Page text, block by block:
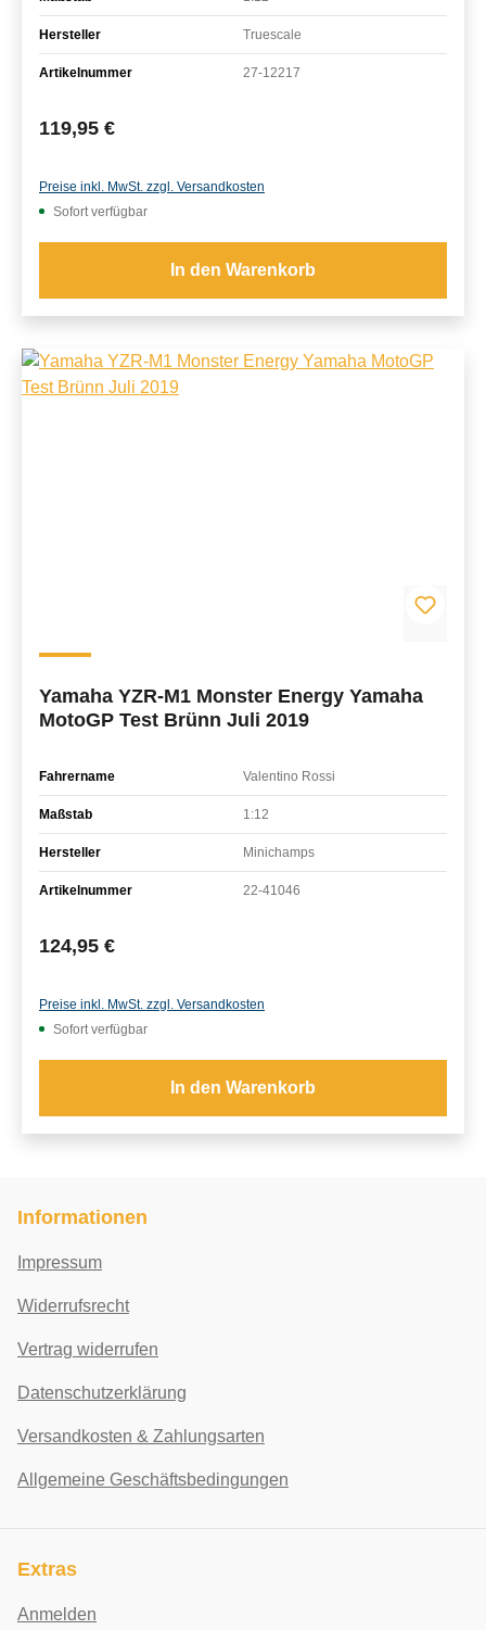
Hersteller Truescale
Artikelnummer 27-12217
Regulärer Preis:
119,95 €
Preise inkl. MwSt. zzgl. Versandkosten
Sofort verfügbar
In den Warenkorb
Yamaha YZR-M1 Monster Energy Yamaha
MotoGP Test Brünn Juli 2019
Fahrername Valentino Rossi
Maßstab 1:12
Hersteller Minichamps
Artikelnummer 22-41046
Regulärer Preis:
124,95 €
Preise inkl. MwSt. zzgl. Versandkosten
Sofort verfügbar
In den Warenkorb
Informationen
Impressum
Widerrufsrecht
Vertrag widerrufen
Datenschutzerklärung
Versandkosten & Zahlungsarten
Allgemeine Geschäftsbedingungen
Extras
Anmelden